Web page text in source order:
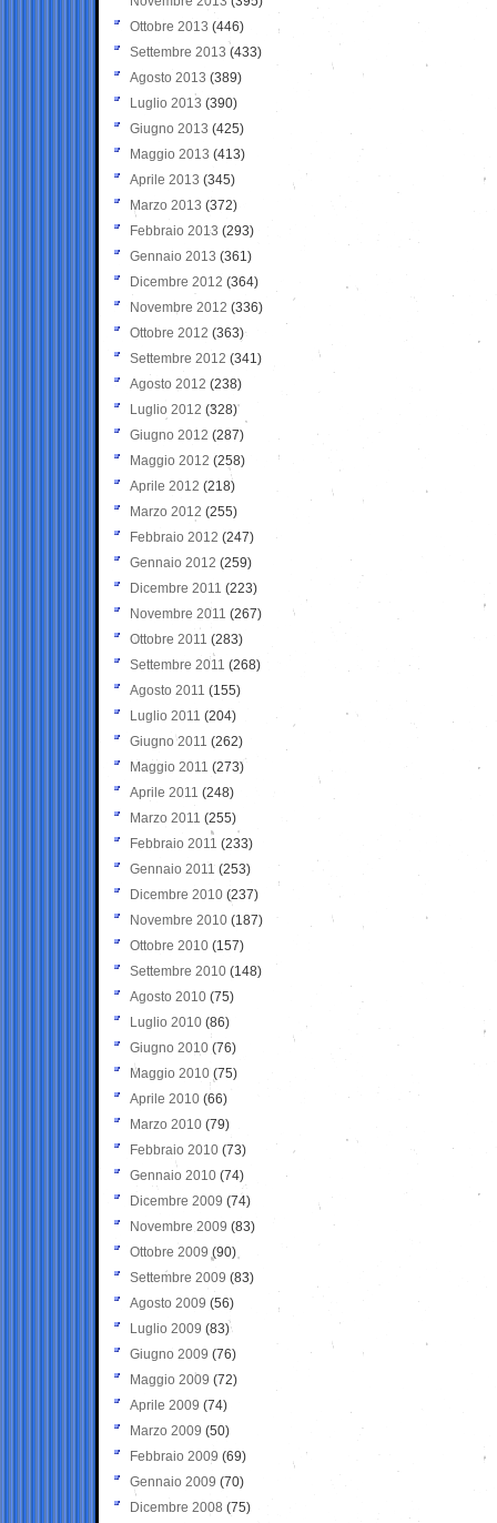
Ottobre 2013 (446)
Settembre 2013 (433)
Agosto 2013 (389)
Luglio 2013 (390)
Giugno 2013 (425)
Maggio 2013 (413)
Aprile 2013 (345)
Marzo 2013 (372)
Febbraio 2013 (293)
Gennaio 2013 (361)
Dicembre 2012 (364)
Novembre 2012 (336)
Ottobre 2012 (363)
Settembre 2012 (341)
Agosto 2012 (238)
Luglio 2012 (328)
Giugno 2012 (287)
Maggio 2012 (258)
Aprile 2012 (218)
Marzo 2012 (255)
Febbraio 2012 (247)
Gennaio 2012 (259)
Dicembre 2011 (223)
Novembre 2011 (267)
Ottobre 2011 (283)
Settembre 2011 (268)
Agosto 2011 (155)
Luglio 2011 (204)
Giugno 2011 (262)
Maggio 2011 (273)
Aprile 2011 (248)
Marzo 2011 (255)
Febbraio 2011 (233)
Gennaio 2011 (253)
Dicembre 2010 (237)
Novembre 2010 (187)
Ottobre 2010 (157)
Settembre 2010 (148)
Agosto 2010 (75)
Luglio 2010 (86)
Giugno 2010 (76)
Maggio 2010 (75)
Aprile 2010 (66)
Marzo 2010 (79)
Febbraio 2010 (73)
Gennaio 2010 (74)
Dicembre 2009 (74)
Novembre 2009 (83)
Ottobre 2009 (90)
Settembre 2009 (83)
Agosto 2009 (56)
Luglio 2009 (83)
Giugno 2009 (76)
Maggio 2009 (72)
Aprile 2009 (74)
Marzo 2009 (50)
Febbraio 2009 (69)
Gennaio 2009 (70)
Dicembre 2008 (75)